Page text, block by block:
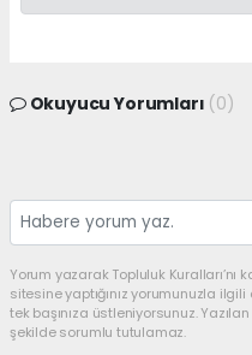
Okuyucu Yorumları (0)
Yorum yazarak Topluluk
sitesine yaptığınız yorumunuzla
tek başınıza üstleniyorsunuz.
şekilde sorumlu tutulamaz.